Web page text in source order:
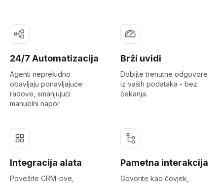
24/7 Automatizacija
Agenti neprekidno
obavljaju ponavljajuće
radove, smanjujući
manuelni napor.
Brži uvidi
Dobijte trenutne odgovore
iz vaših podataka - bez
čekanja.
Integracija alata
Povežite CRM-ove,
Pametna interakcija
Govorite kao čovjek,